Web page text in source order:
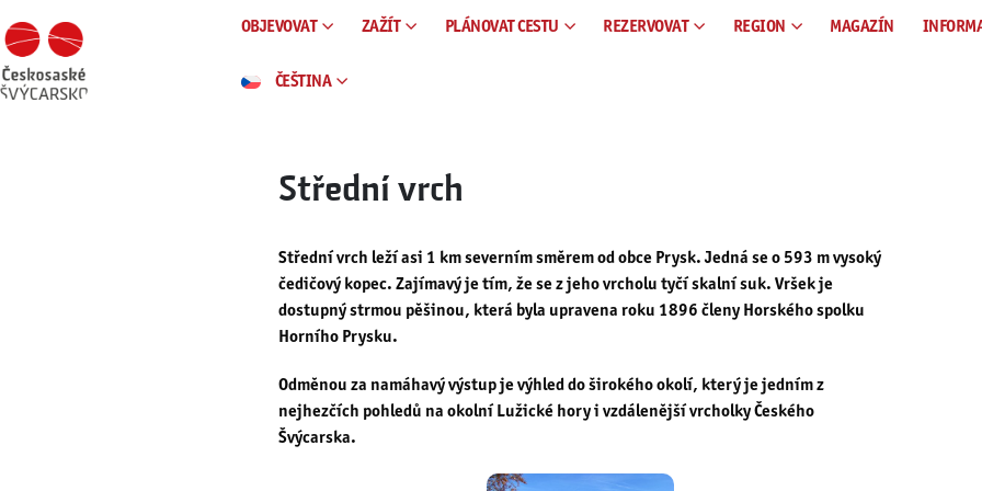
OBJEVOVAT ZAŽÍT PLÁNOVAT CESTU REZERVOVAT REGION MAGAZÍN
ČEŠTINA
Střední vrch
Střední vrch leží asi 1 km severním směrem od obce Prysk. Jedná se o 593 m vysoký
čedičový kopec. Zajímavý je tím, že se z jeho vrcholu tyčí skalní suk. Vršek je
dostupný strmou pěšinou, která byla upravena roku 1896 členy Horského spolku
Horního Prysku.
Odměnou za namáhavý výstup je výhled do širokého okolí, který je jedním z
nejhezčích pohledů na okolní Lužické hory i vzdálenější vrcholky Českého
Švýcarska.